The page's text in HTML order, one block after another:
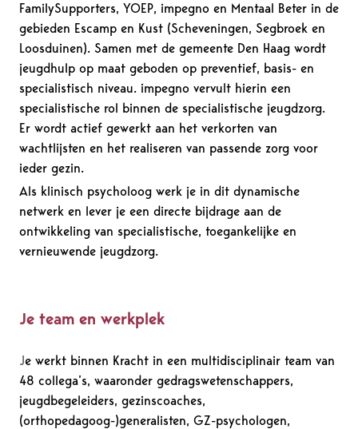
FamilySupporters, YOEP, impegno en Mentaal Beter in de
gebieden Escamp en Kust (Scheveningen, Segbroek en
Loosduinen). Samen met de gemeente Den Haag wordt
jeugdhulp op maat geboden op preventief, basis- en
specialistisch niveau. impegno vervult hierin een
specialistische rol binnen de specialistische jeugdzorg.
Er wordt actief gewerkt aan het verkorten van
wachtlijsten en het realiseren van passende zorg voor
ieder gezin.
Als klinisch psycholoog werk je in dit dynamische
netwerk en lever je een directe bijdrage aan de
ontwikkeling van specialistische, toegankelijke en
vernieuwende jeugdzorg.
Je team en werkplek
Je werkt binnen Kracht in een multidisciplinair team van
48 collega’s, waaronder gedragswetenschappers,
jeugdbegeleiders, gezinscoaches,
(orthopedagoog-)generalisten, GZ-psychologen,